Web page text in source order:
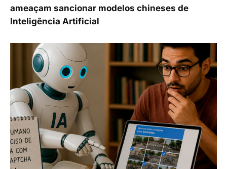
ameaçam sancionar modelos chineses de
Inteligência Artificial